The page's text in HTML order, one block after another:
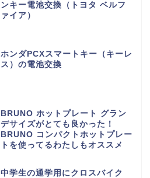
ンキー電池交換（トヨタ ベルフ
ァイア）
ホンダPCXスマートキー（キーレ
ス）の電池交換
BRUNO ホットプレート グラン
デサイズがとても良かった！
BRUNO コンパクトホットプレー
トを使ってるわたしもオススメ
中学生の通学用にクロスバイク